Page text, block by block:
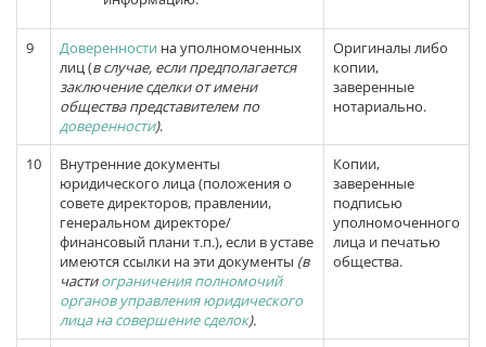
9 Доверенности на уполномоченных
лиц (в случае, если предполагается
заключение сделки от имени
общества представителем по
доверенности).
Оригиналы либо
копии,
заверенные
нотариально.
10
Внутренние документы
юридического лица (положения о
совете директоров, правлении,
генеральном директоре/
финансовый плани т.п.), если в уставе
имеются ссылки на эти документы (в
частиограничения полномочий
органов управления юридического
лица на совершение сделок).
Копии,
заверенные
подписью
уполномоченного
лица и печатью
общества.